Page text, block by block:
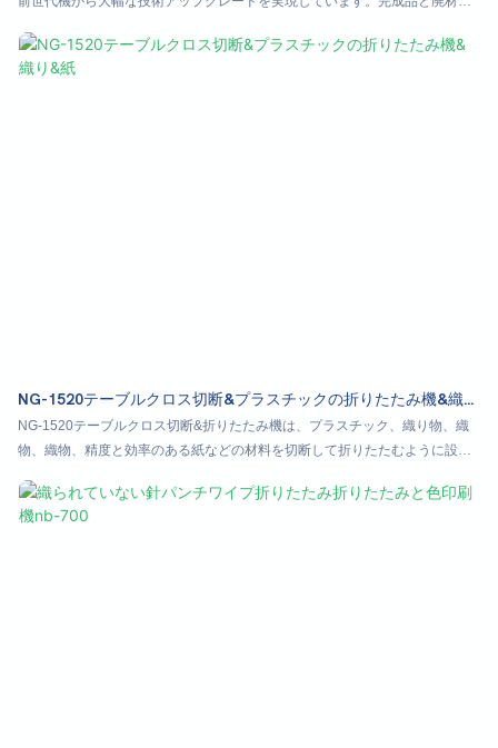
作業による選別作業が不要になります。この革新により、計数、積み重ね、
廃棄物処理が完全に自動化され、効率が大幅に向上します。直感的なヒュー
NG-1520テーブルクロス切断&プラスチックの折りたたみ機&織り
&紙
NG-1520テーブルクロス切断&折りたたみ機は、プラスチック、織り物、織
物、織物、精度と効率のある紙などの材料を切断して折りたたむように設計
るテーブルクロスを作成しようとしている企業に最適です